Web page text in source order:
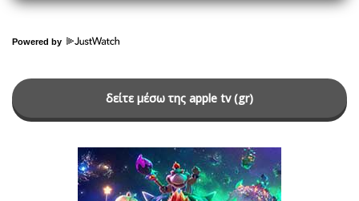
Powered by
δείτε μέσω της apple tv (gr)